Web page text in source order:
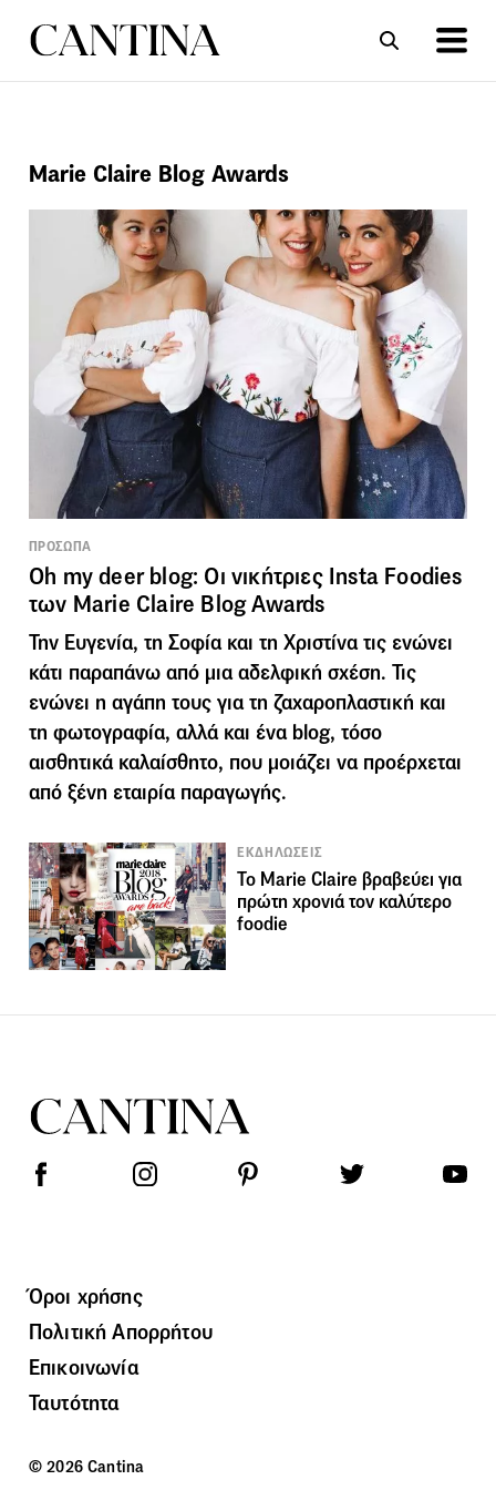
ΣΥΝΤΑΓΕΣ
Marie Claire Blog Awards
ΠΡΟΣΩΠΑ
Oh my deer blog: Οι νικήτριες Insta Foodies
των Marie Claire Blog Awards
Την Ευγενία, τη Σοφία και τη Χριστίνα τις ενώνει
κάτι παραπάνω από μια αδελφική σχέση. Τις
ενώνει η αγάπη τους για τη ζαχαροπλαστική και
τη φωτογραφία, αλλά και ένα blog, τόσο
αισθητικά καλαίσθητο, που μοιάζει να προέρχεται
από ξένη εταιρία παραγωγής.
ΕΚΔΗΛΩΣΕΙΣ
Το Marie Claire βραβεύει για
πρώτη χρονιά τον καλύτερο
foodie
Όροι χρήσης
Πολιτική Απορρήτου
Επικοινωνία
Ταυτότητα
© 2026 Cantina